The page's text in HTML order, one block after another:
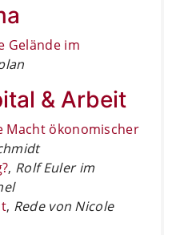
Gelände im
& Arbeit
Macht ökonomischer
, Rolf Euler im
, Rede von Nicole